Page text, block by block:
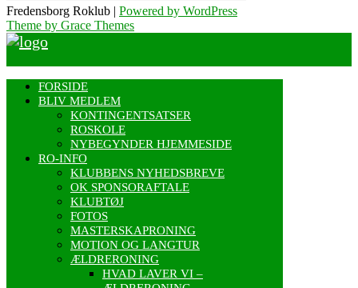
Fredensborg Roklub | Powered by WordPress
Theme by Grace Themes
FORSIDE
BLIV MEDLEM
KONTINGENTSATSER
ROSKOLE
NYBEGYNDER HJEMMESIDE
RO-INFO
KLUBBENS NYHEDSBREVE
OK SPONSORAFTALE
KLUBTØJ
FOTOS
MASTERSKAPRONING
MOTION OG LANGTUR
ÆLDRERONING
HVAD LAVER VI –